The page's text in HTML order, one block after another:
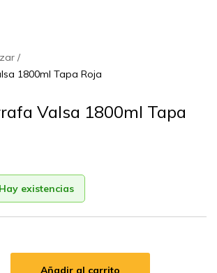
1800ml Tapa Roja
Valsa 1800ml Tapa
Hay existencias
Añadir al carrito